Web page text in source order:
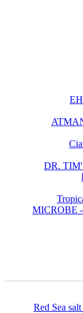
מיקרוב ליפט מתוקים - MICROBE